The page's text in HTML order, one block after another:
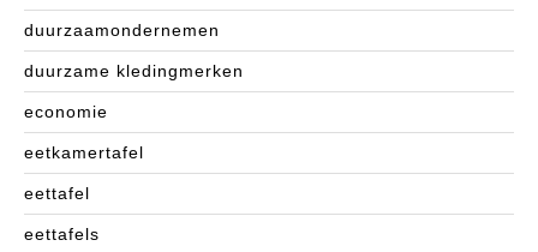
duurzaamondernemen
duurzame kledingmerken
economie
eetkamertafel
eettafel
eettafels